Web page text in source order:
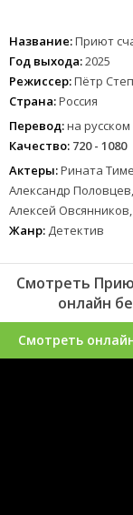
Название:Приют
Год выхода:2025
Режиссер:Пётр
Страна:Россия
Перевод:на
Качество: 720 - 1080
Актеры:Рината
Александр
Алексей
Жанр: Детектив
Смотреть
онлайн
Смотреть